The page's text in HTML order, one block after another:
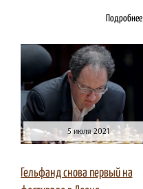
Подробнее
5 июля 2021
Гельфанд снова первый на